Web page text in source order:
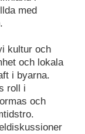
med
kultur och
och lokala
i byarna.
roll i
och